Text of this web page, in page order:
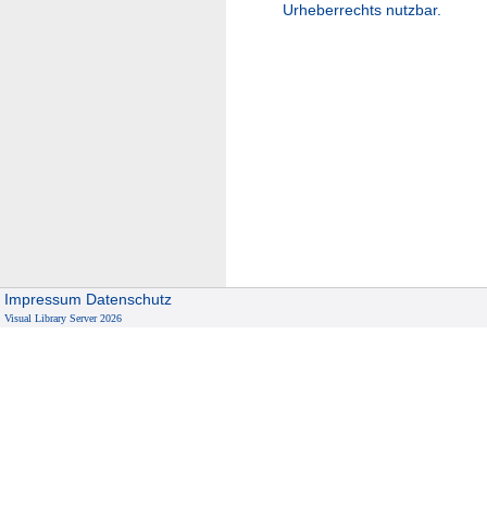
Urheberrechts nutzbar.
Impressum Datenschutz
Visual Library Server 2026